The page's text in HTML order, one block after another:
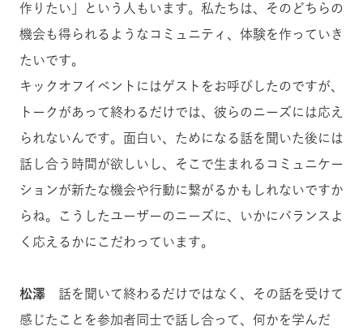
作りたい」という人もいます。私たちは、そのどちらの
機会も得られるようなコミュニティ、体験を作っていき
たいです。
キックオフイベントにはゲストをお呼びしたのですが、
トークがあって終わるだけでは、彼らのニーズには応え
られないんです。面白い、ためになる話を聞いた後には
話し合う時間が欲しいし、そこで生まれるコミュニケー
ションが新たな機会や行動に繋がるかもしれないですか
らね。こうしたユーザーのニーズに、いかにバランスよ
く応えるかにこだわっています。
松澤 話を聞いて終わるだけではなく、その話を受けて
感じたことを参加者同士で話し合って、何かを学んだ